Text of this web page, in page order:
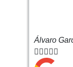
Álvaro
    